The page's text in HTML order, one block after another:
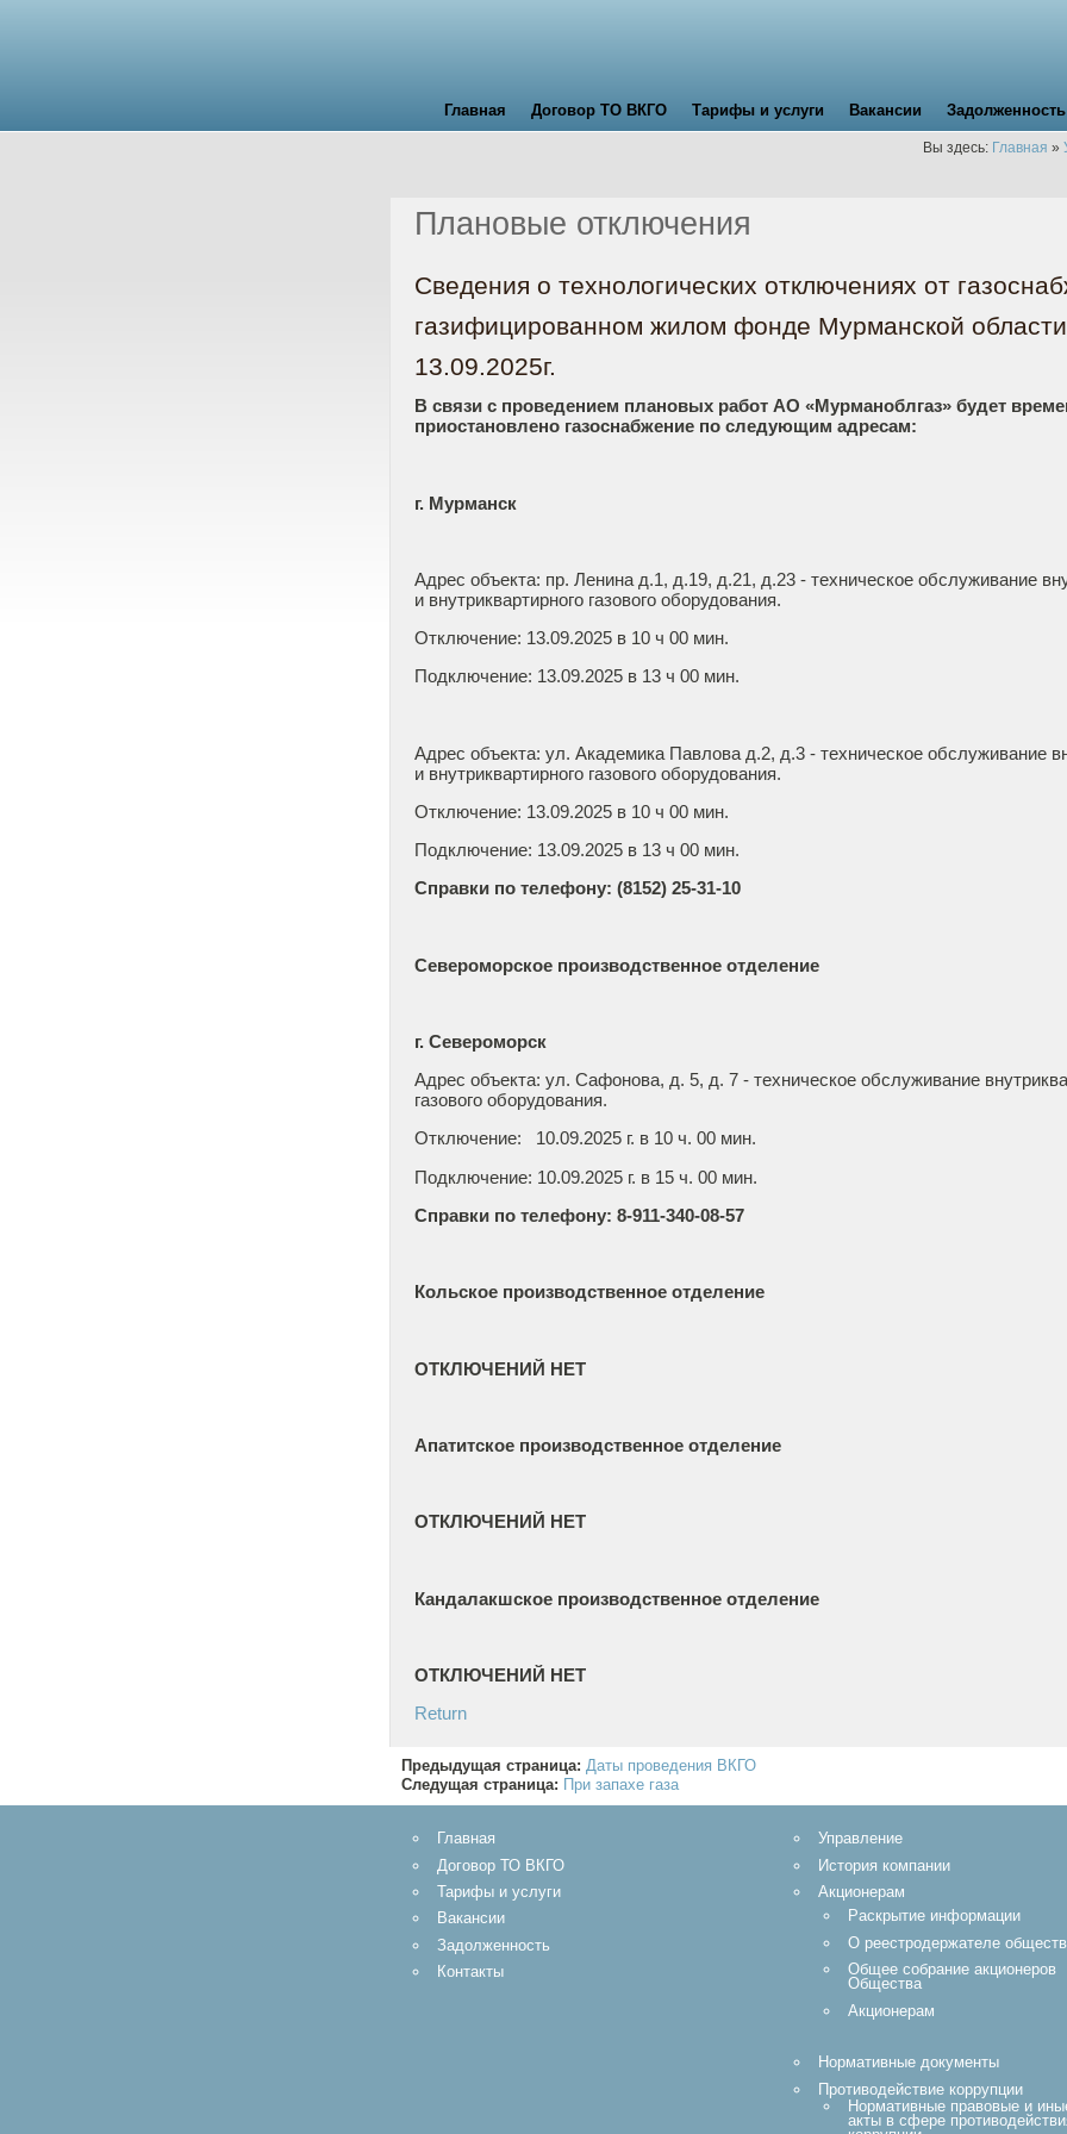
Главная Договор ТО ВКГО Тарифы и услуги Вакансии Задолженность
Вы здесь: Главная »
Плановые отключения
Сведения о технологических отключениях от
газифицированном жилом фонде Мурманской
13.09.2025г.
В связи с проведением плановых работ АО «Мурманоблгаз» будет
приостановлено газоснабжение по следующим адресам:
г. Мурманск
Адрес объекта: пр. Ленина д.1, д.19, д.21, д.23 - техническое обслуживание
и внутриквартирного газового оборудования.
Отключение: 13.09.2025 в 10 ч 00 мин.
Подключение: 13.09.2025 в 13 ч 00 мин.
Адрес объекта: ул. Академика Павлова д.2, д.3 - техническое обслуживание
и внутриквартирного газового оборудования.
Отключение: 13.09.2025 в 10 ч 00 мин.
Подключение: 13.09.2025 в 13 ч 00 мин.
Справки по телефону: (8152) 25-31-10
Североморское производственное отделение
г. Североморск
Адрес объекта: ул. Сафонова, д. 5, д. 7 - техническое обслуживание
газового оборудования.
Отключение: 10.09.2025 г. в 10 ч. 00 мин.
Подключение: 10.09.2025 г. в 15 ч. 00 мин.
Справки по телефону: 8-911-340-08-57
Кольское производственное отделение
ОТКЛЮЧЕНИЙ НЕТ
Апатитское производственное отделение
ОТКЛЮЧЕНИЙ НЕТ
Кандалакшское производственное отделение
ОТКЛЮЧЕНИЙ НЕТ
Return
Предыдущая страница: Даты проведения ВКГО
Следущая страница: При запахе газа
Главная
Договор ТО ВКГО
Тарифы и услуги
Вакансии
Задолженность
Контакты
Управление
История компании
Акционерам
Раскрытие информации
О реестродержателе
Общее собрание акционеров
Общества
Акционерам
Нормативные документы
Противодействие коррупции
Нормативные правовые и
акты в сфере